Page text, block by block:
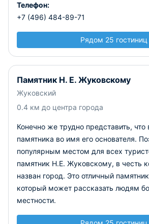
Телефон:
+7 (496) 484-89-71
Рядом 25 гостиниц
Памятник Н. Е. Жуковскому
Жуковский
0.4 км до центра города
Конечно же трудно представить, что
памятника во имя его основателя.
популярным местом для всех
памятник Н.Е. Жуковскому, в честь
назван город. Это отличный
который может рассказать людям
местности.